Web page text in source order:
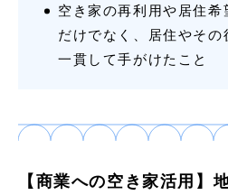
空き家の再利用や居住
だけでなく、居住やそ
一貫して手がけたこと
【商業への空き家活用】